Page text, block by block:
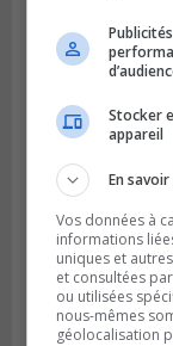
Publié le 6 juillet
Longueuil
valoriser
Stocker
appareil
En savoir
Vos données à
informations
uniques et
et consultées
ou utilisées
nous-mêmes
géolocalisation